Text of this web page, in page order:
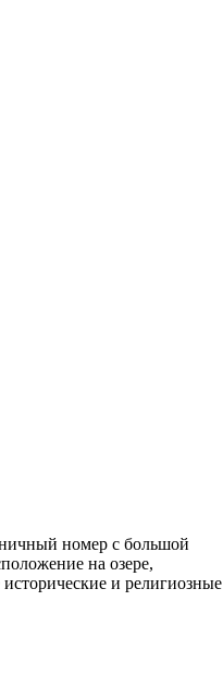
номер с большой
на озере,
и религиозные